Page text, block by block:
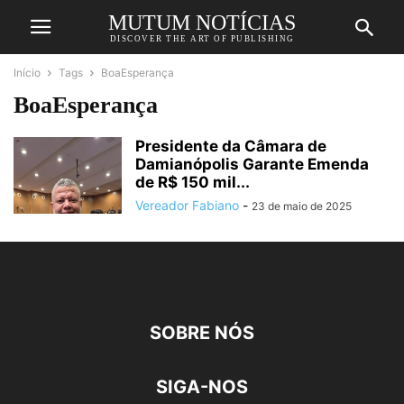
MUTUM NOTÍCIAS
DISCOVER THE ART OF PUBLISHING
Início Tags BoaEsperança
BoaEsperança
Presidente da Câmara de
Damianópolis Garante Emenda
de R$ 150 mil...
Vereador Fabiano - 23 de maio de 2025
SOBRE NÓS
SIGA-NOS